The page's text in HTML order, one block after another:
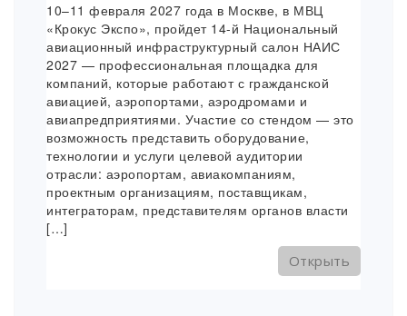
10–11 февраля 2027 года в Москве, в МВЦ
«Крокус Экспо», пройдет 14-й Национальный
авиационный инфраструктурный салон НАИС
2027 — профессиональная площадка для
компаний, которые работают с гражданской
авиацией, аэропортами, аэродромами и
авиапредприятиями. Участие со стендом — это
возможность представить оборудование,
технологии и услуги целевой аудитории
отрасли: аэропортам, авиакомпаниям,
проектным организациям, поставщикам,
интеграторам, представителям органов власти
[…]
Открыть